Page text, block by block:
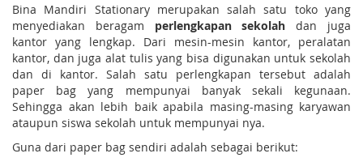
Bina Mandiri Stationary merupakan salah satu toko yang
menyediakan beragam perlengkapan sekolahdan juga
kantor yang lengkap. Dari mesin-mesin kantor, peralatan
kantor, dan juga alat tulis yang bisa digunakan untuk sekolah
dan di kantor. Salah satu perlengkapan tersebut adalah
paper bag yang mempunyai banyak sekali kegunaan.
Sehingga akan lebih baik apabila masing-masing karyawan
ataupun siswa sekolah untuk mempunyai nya.
Guna dari paper bag sendiri adalah sebagai berikut: